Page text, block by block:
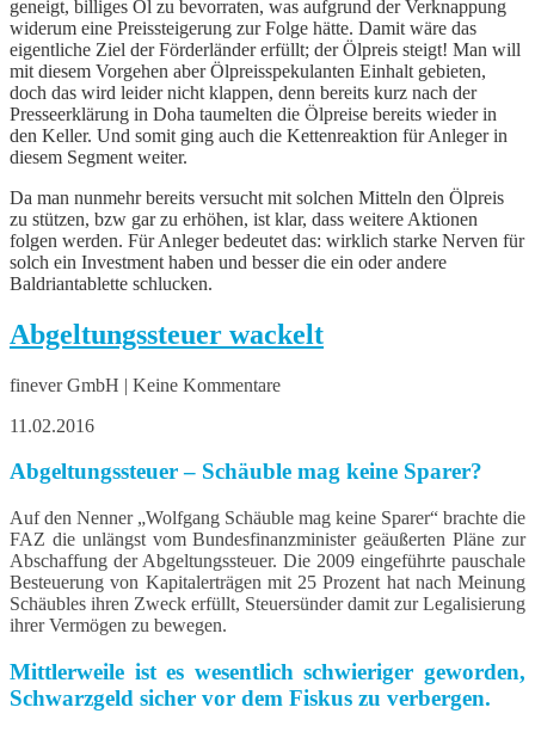
geneigt, billiges Öl zu bevorraten, was aufgrund der Verknappung
widerum eine Preissteigerung zur Folge hätte. Damit wäre das
eigentliche Ziel der Förderländer erfüllt; der Ölpreis steigt! Man will
mit diesem Vorgehen aber Ölpreisspekulanten Einhalt gebieten,
doch das wird leider nicht klappen, denn bereits kurz nach der
Presseerklärung in Doha taumelten die Ölpreise bereits wieder in
den Keller. Und somit ging auch die Kettenreaktion für Anleger in
diesem Segment weiter.
Da man nunmehr bereits versucht mit solchen Mitteln den Ölpreis
zu stützen, bzw gar zu erhöhen, ist klar, dass weitere Aktionen
folgen werden. Für Anleger bedeutet das: wirklich starke Nerven für
solch ein Investment haben und besser die ein oder andere
Baldriantablette schlucken.
Abgeltungssteuer wackelt
finever GmbH | Keine Kommentare
11.02.2016
Abgeltungssteuer – Schäuble mag keine Sparer?
Auf den Nenner „Wolfgang Schäuble mag keine Sparer“ brachte die
FAZ die unlängst vom Bundesfinanzminister geäußerten Pläne zur
Abschaffung der Abgeltungssteuer. Die 2009 eingeführte pauschale
Besteuerung von Kapitalerträgen mit 25 Prozent hat nach Meinung
Schäubles ihren Zweck erfüllt, Steuersünder damit zur Legalisierung
ihrer Vermögen zu bewegen.
Mittlerweile ist es wesentlich schwieriger geworden,
Schwarzgeld sicher vor dem Fiskus zu verbergen.